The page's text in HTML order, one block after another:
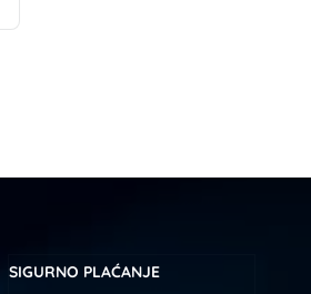
SIGURNO PLAĆANJE